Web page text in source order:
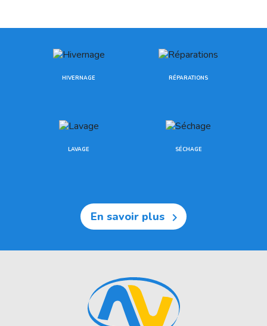
HIVERNAGE RÉPARATIONS
LAVAGE SÉCHAGE
En savoir plus 